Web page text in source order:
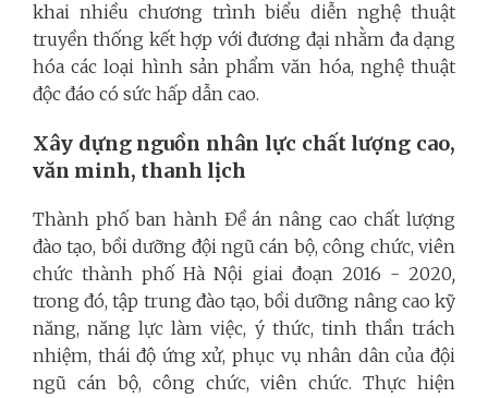
khai nhiều chương trình biểu diễn nghệ thuật
truyền thống kết hợp với đương đại nhằm đa dạng
hóa các loại hình sản phẩm văn hóa, nghệ thuật
độc đáo có sức hấp dẫn cao.
Xây dựng nguồn nhân lực chất lượng cao,
văn minh, thanh lịch
Thành phố ban hành Đề án nâng cao chất lượng
đào tạo, bồi dưỡng đội ngũ cán bộ, công chức, viên
chức thành phố Hà Nội giai đoạn 2016 - 2020,
trong đó, tập trung đào tạo, bồi dưỡng nâng cao kỹ
năng, năng lực làm việc, ý thức, tinh thần trách
nhiệm, thái độ ứng xử, phục vụ nhân dân của đội
ngũ cán bộ, công chức, viên chức. Thực hiện